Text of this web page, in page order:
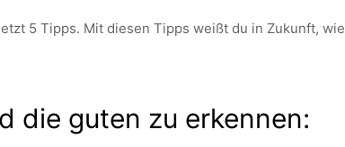
5 Tipps. Mit diesen Tipps weißt du in Zukunft, wie
die guten zu erkennen: